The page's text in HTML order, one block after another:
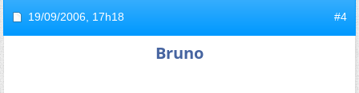
19/09/2006, 17h18 #4
Bruno